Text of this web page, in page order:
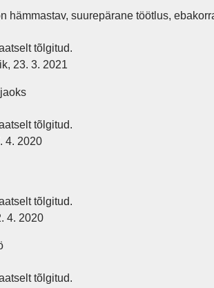
hämmastav, suurepärane töötlus,
tõlgitud.
, 23. 3. 2021
tõlgitud.
4. 2020
tõlgitud.
4. 2020
tõlgitud.